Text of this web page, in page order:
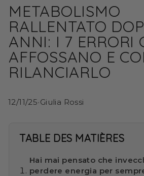
METABOLISMO
RALLENTATO
ANNI: I 7 ERRORI
AFFOSSANO E
RILANCIARLO
12/11/25•Giulia Rossi
TABLE DES MATIÈRES
Hai mai pensato che
perdere energia per